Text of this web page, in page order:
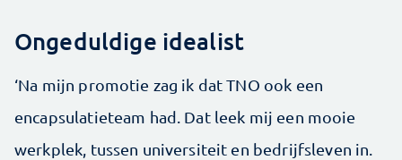
Ongeduldige idealist
‘Na mijn promotie zag ik dat TNO ook een
encapsulatie­team had. Dat leek mij een mooie
werkplek, tussen universiteit en bedrijfsleven in.